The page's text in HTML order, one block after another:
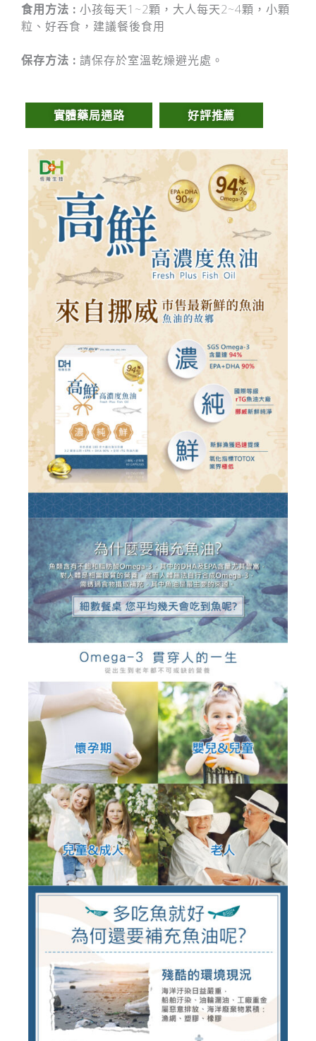
食用方法 : 小孩每天1~2顆，大人每天2~4顆，小顆
粒、好吞食，建議餐後食用
保存方法 : 請保存於室溫乾燥避光處。
實體藥局通路 好評推薦